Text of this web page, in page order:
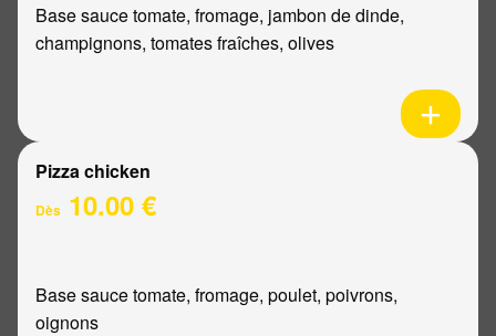
Base sauce tomate, fromage, jambon de dinde,
champignons, tomates fraîches, olives
Pizza chicken
Dès 10.00 €
Base sauce tomate, fromage, poulet, poivrons,
oignons